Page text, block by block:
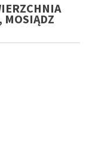
MOSIĄDZ